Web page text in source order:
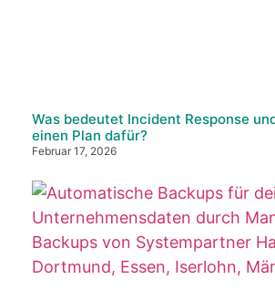
Was bedeutet Incident Response
einen Plan dafür?
Februar 17, 2026